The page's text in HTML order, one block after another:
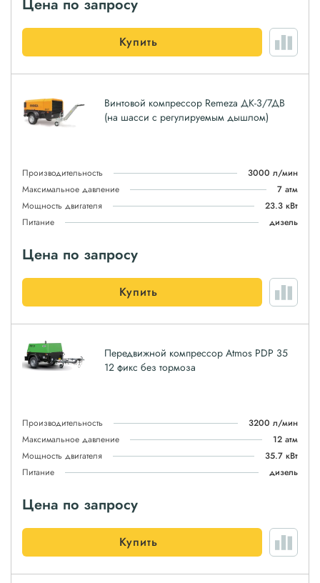
Цена по запросу
Купить
Винтовой компрессор Remeza ДК-3/7ДВ
(на шасси с регулируемым дышлом)
Производительность
3000 л/мин
Максимальное давление
7 атм
Мощность двигателя
23.3 кВт
Питание
дизель
Цена по запросу
Купить
Передвижной компрессор Atmos PDP 35
12 фикс без тормоза
Производительность
3200 л/мин
Максимальное давление
12 атм
Мощность двигателя
35.7 кВт
Питание
дизель
Цена по запросу
Купить